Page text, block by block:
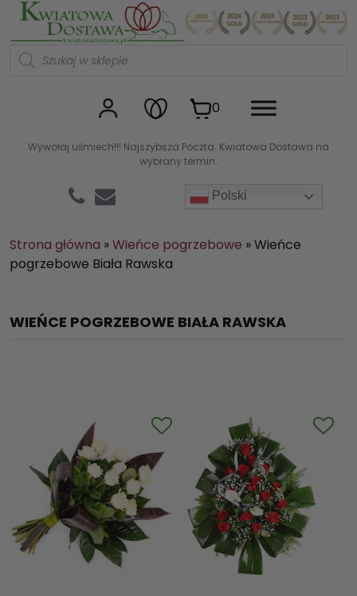
Wywołaj uśmiech!!! Najszybsza Poczta. Kwiatowa Dostawa na
wybrany termin.
Polski
Kwiaciarnia internetowa
W
d
u
k
0
Strona główna »Wieńce pogrzebowe »Wieńce
pogrzebowe Biała Rawska
WIEŃCE POGRZEBOWE BIAŁA RAWSKA